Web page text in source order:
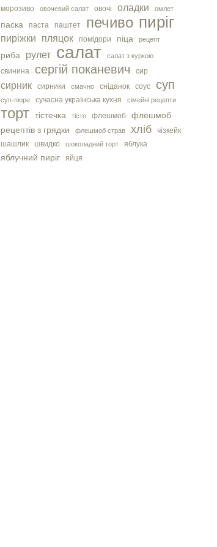
морозиво овочевий салат овочі оладки омлет
паска паста паштет печиво пиріг
пиріжки пляцок помідори піца рецепт
риба рулет салат салат з куркою
свинина сергiй поканевич сир
сирник сирники смачно сніданок соус суп
суп-пюре сучасна українська кухня сімейні рецепти
торт тістечка тісто флешмоб
флешмоб
рецептів з грядки
флешмоб страв хліб
чізкейк
шашлик
швидко шоколадний торт яблука
яблучний пиріг яйця